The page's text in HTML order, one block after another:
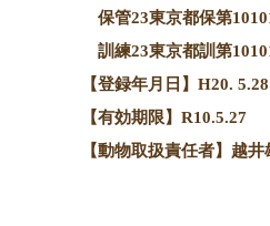
保管23東京都保第
訓練23東京都訓第
【登録年月日】H20. 5.28
【有効期限】R10.5.27
【動物取扱責任者】越井